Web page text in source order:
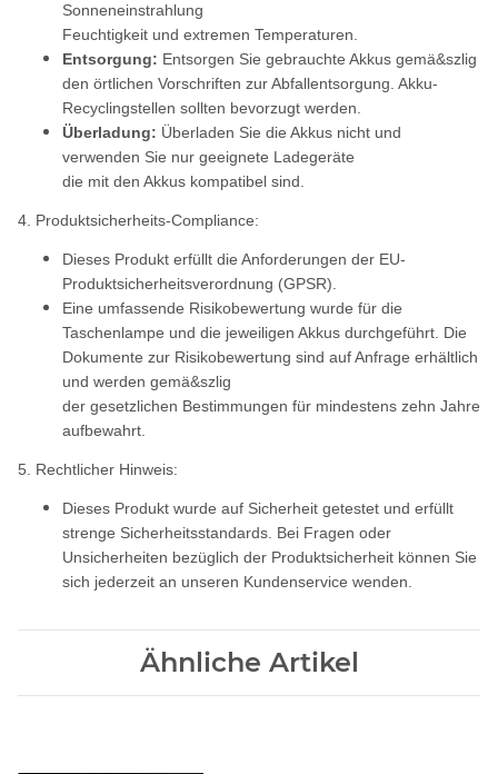
Sonneneinstrahlung
Feuchtigkeit und extremen Temperaturen.
Entsorgung: Entsorgen Sie gebrauchte Akkus gemä&szlig
den örtlichen Vorschriften zur Abfallentsorgung. Akku-
Recyclingstellen sollten bevorzugt werden.
Überladung: Überladen Sie die Akkus nicht und
verwenden Sie nur geeignete Ladegeräte
die mit den Akkus kompatibel sind.
4. Produktsicherheits-Compliance:
Dieses Produkt erfüllt die Anforderungen der EU-
Produktsicherheitsverordnung (GPSR).
Eine umfassende Risikobewertung wurde für die
Taschenlampe und die jeweiligen Akkus durchgeführt. Die
Dokumente zur Risikobewertung sind auf Anfrage erhältlich
und werden gemä&szlig
der gesetzlichen Bestimmungen für mindestens zehn Jahre
aufbewahrt.
5. Rechtlicher Hinweis:
Dieses Produkt wurde auf Sicherheit getestet und erfüllt
strenge Sicherheitsstandards. Bei Fragen oder
Unsicherheiten bezüglich der Produktsicherheit können Sie
sich jederzeit an unseren Kundenservice wenden.
Ähnliche Artikel